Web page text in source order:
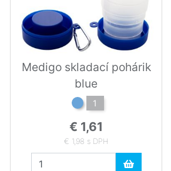
Medigo skladací pohárik
blue
1
€ 1,61
€ 1,98 s DPH